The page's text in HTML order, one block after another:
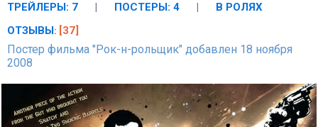
ТРЕЙЛЕРЫ: 7
| ПОСТЕРЫ: 4 |
В РОЛЯХ
ОТЗЫВЫ: [37]
Постер фильма "Рок-н-рольщик" добавлен 18 ноября
2008